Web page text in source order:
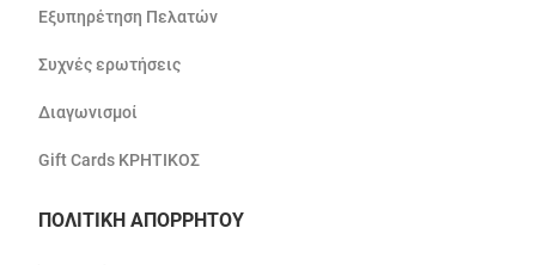
Εξυπηρέτηση Πελατών
Συχνές ερωτήσεις
Διαγωνισμοί
Gift Cards ΚΡΗΤΙΚΟΣ
ΠΟΛΙΤΙΚΗ ΑΠΟΡΡΗΤΟΥ